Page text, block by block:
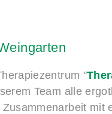
"
Team alle
mit